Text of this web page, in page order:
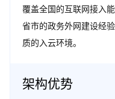
覆盖全国的互联网接入
省市的政务外网建设经
质的入云环境。
架构优势